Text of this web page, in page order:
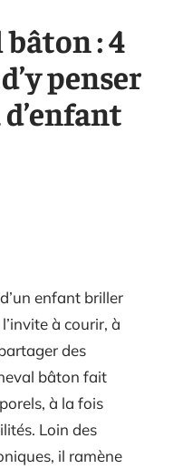
: 4
penser
enfant briller
à courir, à
des
bâton fait
à la fois
Loin des
il ramène